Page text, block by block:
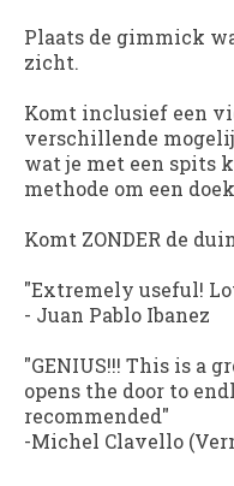
Plaats de gimmick
zicht.
Komt inclusief een
verschillende
wat je met een spits
methode om een
Komt ZONDER de
"Extremely useful!
- Juan Pablo Ibanez
"GENIUS!!! This is a
opens the door to
recommended"
-Michel Clavello